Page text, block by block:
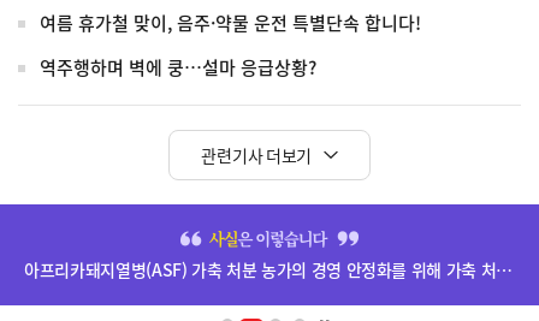
여름 휴가철 맞이, 음주·약물 운전 특별단속 합니다!
역주행하며 벽에 쿵…설마 응급상황?
관련기사 더보기
단
배
아프리카돼지열병(ASF) 가축 처분 농가의 경영 안정화를 위해 가축 처분 보상금을 신속하게 지급하겠습니다.